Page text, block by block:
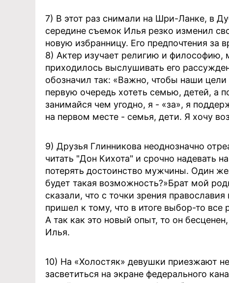
7) В этот раз снимали на Шри-Ланке, в
середине съемок Илья резко изменил
новую избранницу. Его предпочтения за
8) Актер изучает религию и философию,
приходилось выслушивать его
обозначил так: «Важно, чтобы наши
первую очередь хотеть семью, детей, а
занимайся чем угодно, я - «за», я
на первом месте - семья, дети. Я хочу
9) Друзья Глинникова неоднозначно
читать "Дон Кихота" и срочно надевать
потерять достоинство мужчины. Один
будет такая возможность?»Брат мой
сказали, что с точки зрения
пришел к тому, что в итоге выбор-то все
А так как это новый опыт, то он
Илья.
10) На «Холостяк» девушки приезжают
засветиться на экране федерального